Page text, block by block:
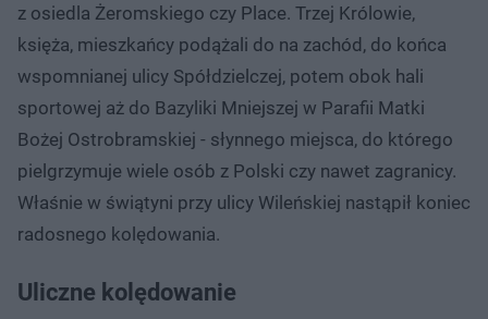
z osiedla Żeromskiego czy Place. Trzej Królowie,
księża, mieszkańcy podążali do na zachód, do końca
wspomnianej ulicy Spółdzielczej, potem obok hali
sportowej aż do Bazyliki Mniejszej w Parafii Matki
Bożej Ostrobramskiej - słynnego miejsca, do którego
pielgrzymuje wiele osób z Polski czy nawet zagranicy.
Właśnie w świątyni przy ulicy Wileńskiej nastąpił koniec
radosnego kolędowania.
Uliczne kolędowanie